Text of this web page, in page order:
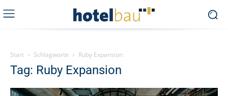
Start Schlagworte Ruby Expansion
Tag: Ruby Expansion